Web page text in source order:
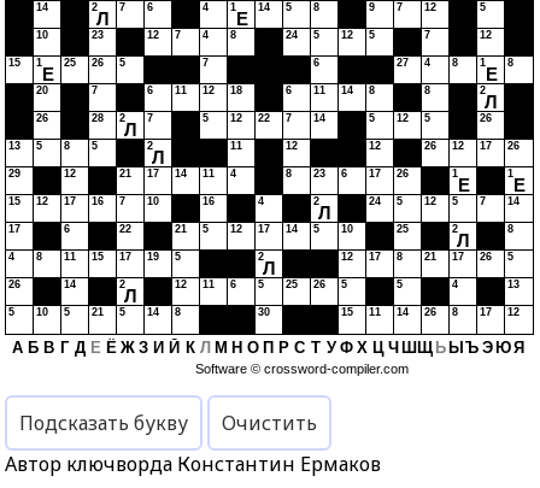
14 2
Л
7 6 4 1
Е
14 5 8 9 7 12 5
10 23 12 7 4 8 24 5 12 5 7 12
15 1
Е
25 26 5 7 6 27 4 8 1
Е
8
20 7 6 11 12 18 6 11 14 8 8 2
Л
26 28 2
Л
7 5 12 22 7 14 5 12 5 26
13 5 8 5 2
Л
11 12 12 26 12 17 26
29 12 21 17 14 11 4 8 23 6 17 26 1
Е
1
Е
15 12 17 16 7 10 16 4 2
Л
24 5 12 5 7 14
17 6 22 21 5 12 17 14 5 10 25 2
Л
8
4 8 11 15 17 19 5 2
Л
12 17 8 21 17 26 5
26 14 2
Л
12 11 6 5 25 26 5 5 4 13
5 10 5 21 5 14 8 30 15 11 14 26 8 17 12
А Б В Г Д Е Ё Ж З И Й К Л М Н О П Р С Т У Ф Х Ц Ч Ш Щ Ь Ы Ъ Э ЮЯ
Software © crossword-compiler.com
Подсказать букву
Очистить
Автор ключворда Константин Ермаков